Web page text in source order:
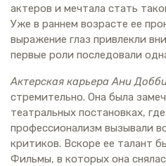
актеров и мечтала стать
Уже в раннем возрасте ее
выражение глаз привлекли
первые роли последовали
Актерская карьера Ани
стремительно. Она была
театральных постановках,
профессионализм вызывали
критиков. Вскоре ее талант
Фильмы, в которых она